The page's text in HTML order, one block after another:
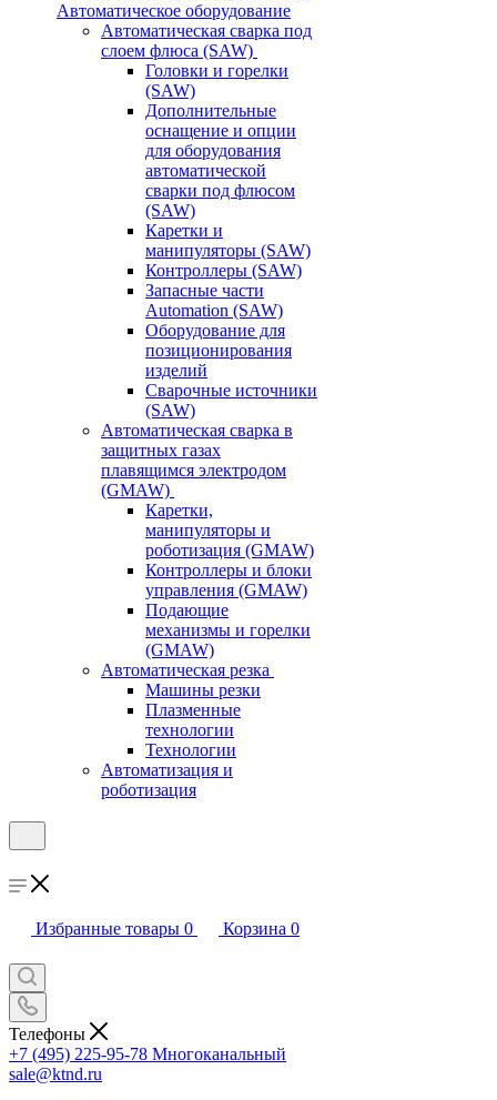
Автоматическое оборудование
Автоматическая сварка под
слоем флюса (SAW)
Головки и горелки
(SAW)
Дополнительные
оснащение и опции
для оборудования
автоматической
сварки под флюсом
(SAW)
Каретки и
манипуляторы (SAW)
Контроллеры (SAW)
Запасные части
Automation (SAW)
Оборудование для
позиционирования
изделий
Сварочные источники
(SAW)
Автоматическая сварка в
защитных газах
плавящимся электродом
(GMAW)
Каретки,
манипуляторы и
роботизация (GMAW)
Контроллеры и блоки
управления (GMAW)
Подающие
механизмы и горелки
(GMAW)
Автоматическая резка
Машины резки
Плазменные
технологии
Технологии
Автоматизация и
роботизация
Избранные товары 0 Корзина 0
Телефоны
+7 (495) 225-95-78 Многоканальный
sale@ktnd.ru